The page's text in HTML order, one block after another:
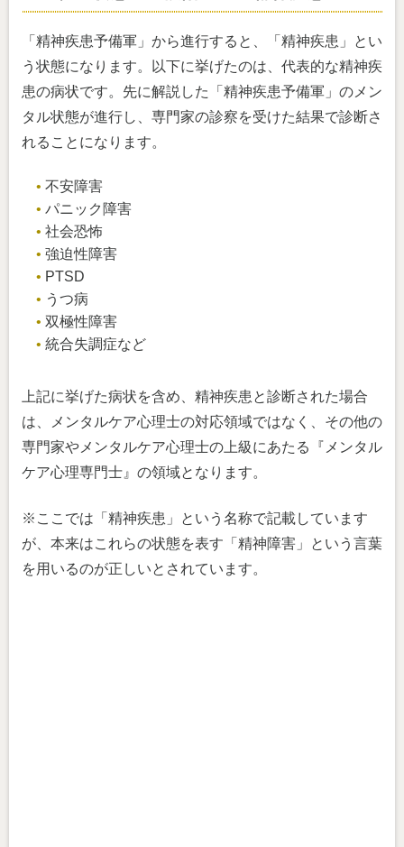
「精神疾患予備軍」から進行すると、「精神疾患」とい
う状態になります。以下に挙げたのは、代表的な精神疾
患の病状です。先に解説した「精神疾患予備軍」のメン
タル状態が進行し、専門家の診察を受けた結果で診断さ
れることになります。
不安障害
パニック障害
社会恐怖
強迫性障害
PTSD
うつ病
双極性障害
統合失調症など
上記に挙げた病状を含め、精神疾患と診断された場合
は、メンタルケア心理士の対応領域ではなく、その他の
専門家やメンタルケア心理士の上級にあたる『メンタル
ケア心理専門士』の領域となります。
※ここでは「精神疾患」という名称で記載しています
が、本来はこれらの状態を表す「精神障害」という言葉
を用いるのが正しいとされています。